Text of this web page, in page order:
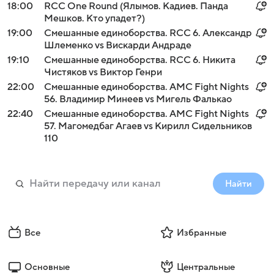
18:00
RCC One Round (Ялымов. Кадиев. Панда
Мешков. Кто упадет?)
19:00
Смешанные единоборства. RCC 6. Александр
Шлеменко vs Вискарди Андраде
19:10
Смешанные единоборства. RCC 6. Никита
Чистяков vs Виктор Генри
22:00
Смешанные единоборства. AMC Fight Nights
56. Владимир Минеев vs Мигель Фалькао
22:40
Смешанные единоборства. AMC Fight Nights
57. Магомедбаг Агаев vs Кирилл Сидельников
110
Найти
Все Избранные
Основные Центральные